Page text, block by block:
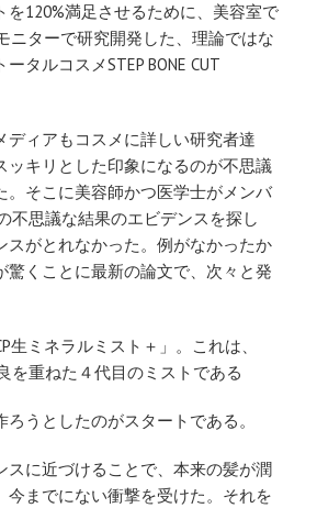
を120%満足させるために、美容室で
ニターで研究開発した、理論ではな
タルコスメSTEP BONE CUT
ディアもコスメに詳しい研究者達
ッキリとした印象になるのが不思議
。そこに美容師かつ医学士がメンバ
不思議な結果のエビデンスを探し
スがとれなかった。例がなかったか
驚くことに最新の論文で、次々と発
ミネラルミスト＋」。これは、
を重ねた４代目のミストである
ろうとしたのがスタートである。
スに近づけることで、本来の髪が潤
今までにない衝撃を受けた。それを